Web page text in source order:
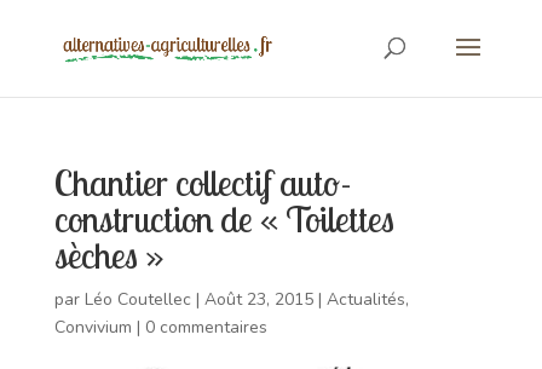
Chantier collectif auto-
construction de « Toilettes
sèches »
par Léo Coutellec | Août 23, 2015| Actualités,
Convivium | 0 commentaires